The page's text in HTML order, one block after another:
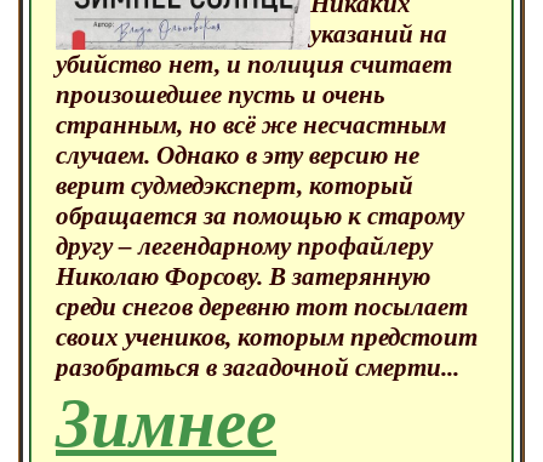
указаний на
убийство нет, и полиция считает
произошедшее пусть и очень
странным, но всё же несчастным
случаем. Однако в эту версию не
верит судмедэксперт, который
обращается за помощью к старому
другу – легендарному профайлеру
Николаю Форсову. В затерянную
среди снегов деревню тот посылает
своих учеников, которым предстоит
разобраться в загадочной смерти...
Зимнее